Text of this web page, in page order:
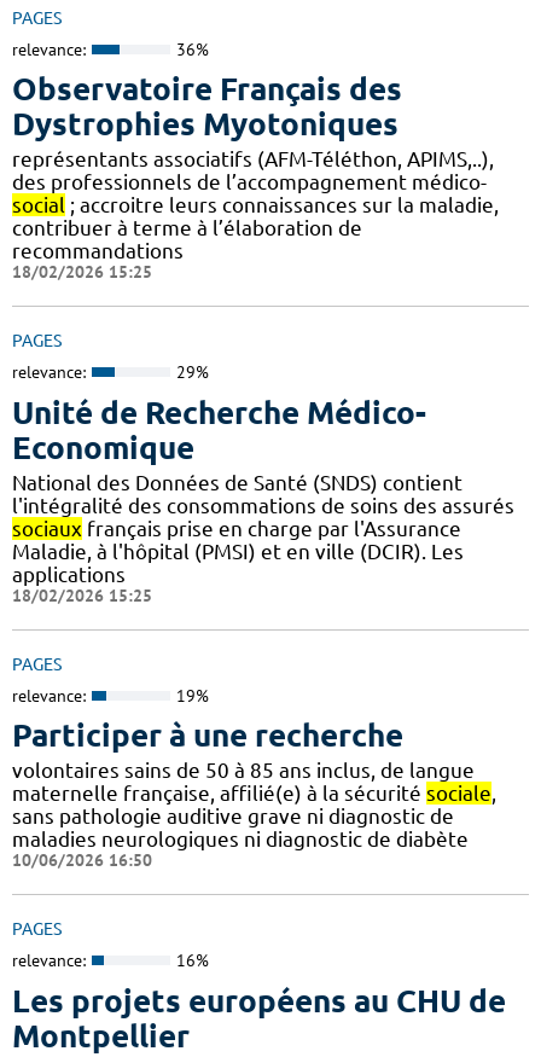
PAGES
relevance: 36%
Observatoire Français des
Dystrophies Myotoniques
représentants associatifs (AFM-Téléthon, APIMS,..),
des professionnels de l’accompagnement médico-
social ; accroitre leurs connaissances sur la maladie,
contribuer à terme à l’élaboration de
recommandations
18/02/2026 15:25
PAGES
relevance: 29%
Unité de Recherche Médico-
Economique
National des Données de Santé (SNDS) contient
l'intégralité des consommations de soins des assurés
sociaux français prise en charge par l'Assurance
Maladie, à l'hôpital (PMSI) et en ville (DCIR). Les
applications
18/02/2026 15:25
PAGES
relevance: 19%
Participer à une recherche
volontaires sains de 50 à 85 ans inclus, de langue
maternelle française, affilié(e) à la sécurité sociale,
sans pathologie auditive grave ni diagnostic de
maladies neurologiques ni diagnostic de diabète
10/06/2026 16:50
PAGES
relevance: 16%
Les projets européens au CHU de
Montpellier